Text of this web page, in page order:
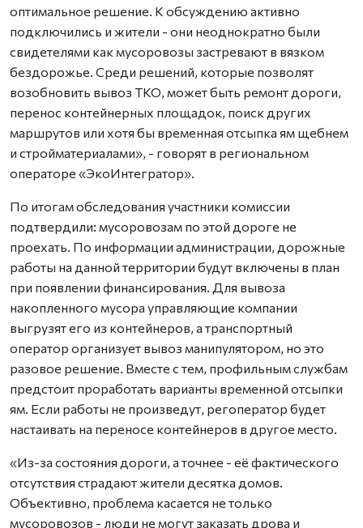
оптимальное решение. К обсуждению активно
подключились и жители - они неоднократно были
свидетелями как мусоровозы застревают в вязком
бездорожье. Среди решений, которые позволят
возобновить вывоз ТКО, может быть ремонт дороги,
перенос контейнерных площадок, поиск других
маршрутов или хотя бы временная отсыпка ям щебнем
и стройматериалами», - говорят в региональном
операторе «ЭкоИнтегратор».
По итогам обследования участники комиссии
подтвердили: мусоровозам по этой дороге не
проехать. По информации администрации, дорожные
работы на данной территории будут включены в план
при появлении финансирования. Для вывоза
накопленного мусора управляющие компании
выгрузят его из контейнеров, а транспортный
оператор организует вывоз манипулятором, но это
разовое решение. Вместе с тем, профильным службам
предстоит проработать варианты временной отсыпки
ям. Если работы не произведут, регоператор будет
настаивать на переносе контейнеров в другое место.
«Из-за состояния дороги, а точнее - её фактического
отсутствия страдают жители десятка домов.
Объективно, проблема касается не только
мусоровозов - люди не могут заказать дрова и